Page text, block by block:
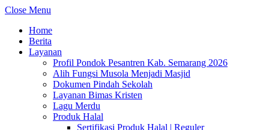
Close Menu
Home
Berita
Layanan
Profil Pondok Pesantren Kab. Semarang 2026
Alih Fungsi Musola Menjadi Masjid
Dokumen Pindah Sekolah
Layanan Bimas Kristen
Lagu Merdu
Produk Halal
Sertifikasi Produk Halal | Reguler